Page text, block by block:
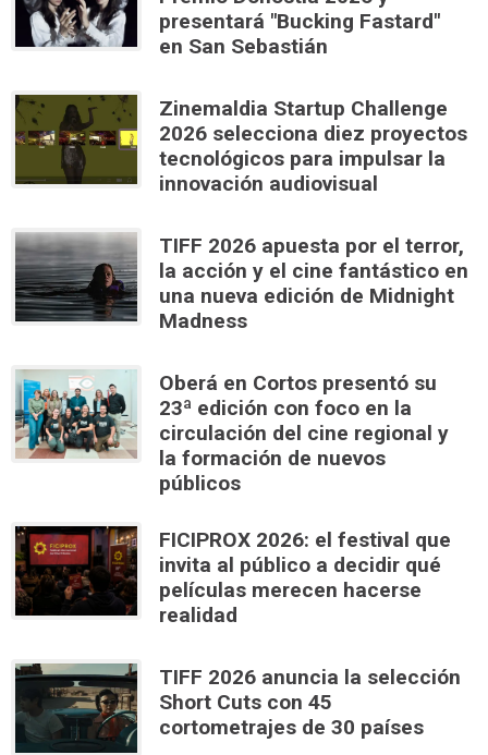
presentará "Bucking Fastard"
en San Sebastián
Zinemaldia Startup Challenge
2026 selecciona diez proyectos
tecnológicos para impulsar la
innovación audiovisual
TIFF 2026 apuesta por el terror,
la acción y el cine fantástico en
una nueva edición de Midnight
Madness
Oberá en Cortos presentó su
23ª edición con foco en la
circulación del cine regional y
la formación de nuevos
públicos
FICIPROX 2026: el festival que
invita al público a decidir qué
películas merecen hacerse
realidad
TIFF 2026 anuncia la selección
Short Cuts con 45
cortometrajes de 30 países